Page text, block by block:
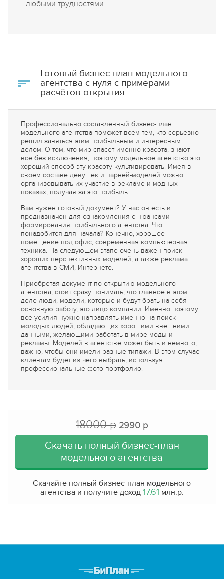
любыми трудностями.
Готовый бизнес-план модельного
агентства с нуля с примерами
расчётов открытия
Профессионально составленный бизнес-план
модельного агентства поможет всем тем, кто серьезно
решил заняться этим прибыльным и интересным
делом. О том, что мир спасет именно красота, знают
все без исключения, поэтому модельное агентство это
хороший способ эту красоту культивировать. Имея в
своем составе девушек и парней-моделей можно
организовывать их участие в рекламе и модных
показах, получая за это прибыль.
Вам нужен готовый документ? У нас он есть и
предназначен для ознакомления с нюансами
формирования прибыльного агентства. Что
понадобится для начала? Конечно, хорошее
помещение под офис, современная компьютерная
техника. На следующем этапе очень важен поиск
хороших перспективных моделей, а также реклама
агентства в СМИ, Интернете.
Приобретая документ по открытию модельного
агентства, стоит сразу понимать, что главное в этом
деле люди, модели, которые и будут брать на себя
основную работу, это лицо компании. Именно поэтому
все усилия нужно направлять именно на поиск
молодых людей, обладающих хорошими внешними
данными, желающими работать в мире моды и
рекламы. Моделей в агентстве может быть и немного,
важно, чтобы они имели разные типажи. В этом случае
клиентам будет из чего выбрать, используя
профессиональные фото-портфолио.
18000 р 2990 р
Скачать полный бизнес-план
модельного агентства
Скачайте полный бизнес-план модельного
агентства и получите доход 17.61 млн.р.